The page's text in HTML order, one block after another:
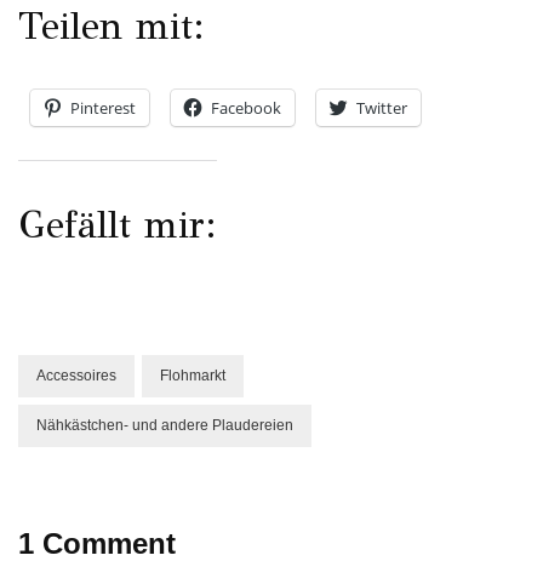
Teilen mit:
Pinterest Facebook Twitter
Gefällt mir:
Accessoires Flohmarkt
Nähkästchen- und andere Plaudereien
1 Comment